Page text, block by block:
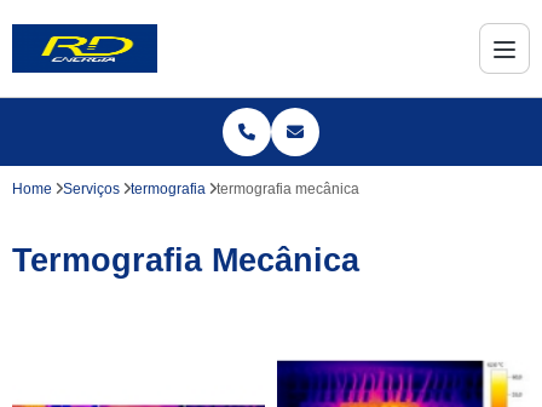
Home Serviços termografia termografia mecânica
Termografia Mecânica